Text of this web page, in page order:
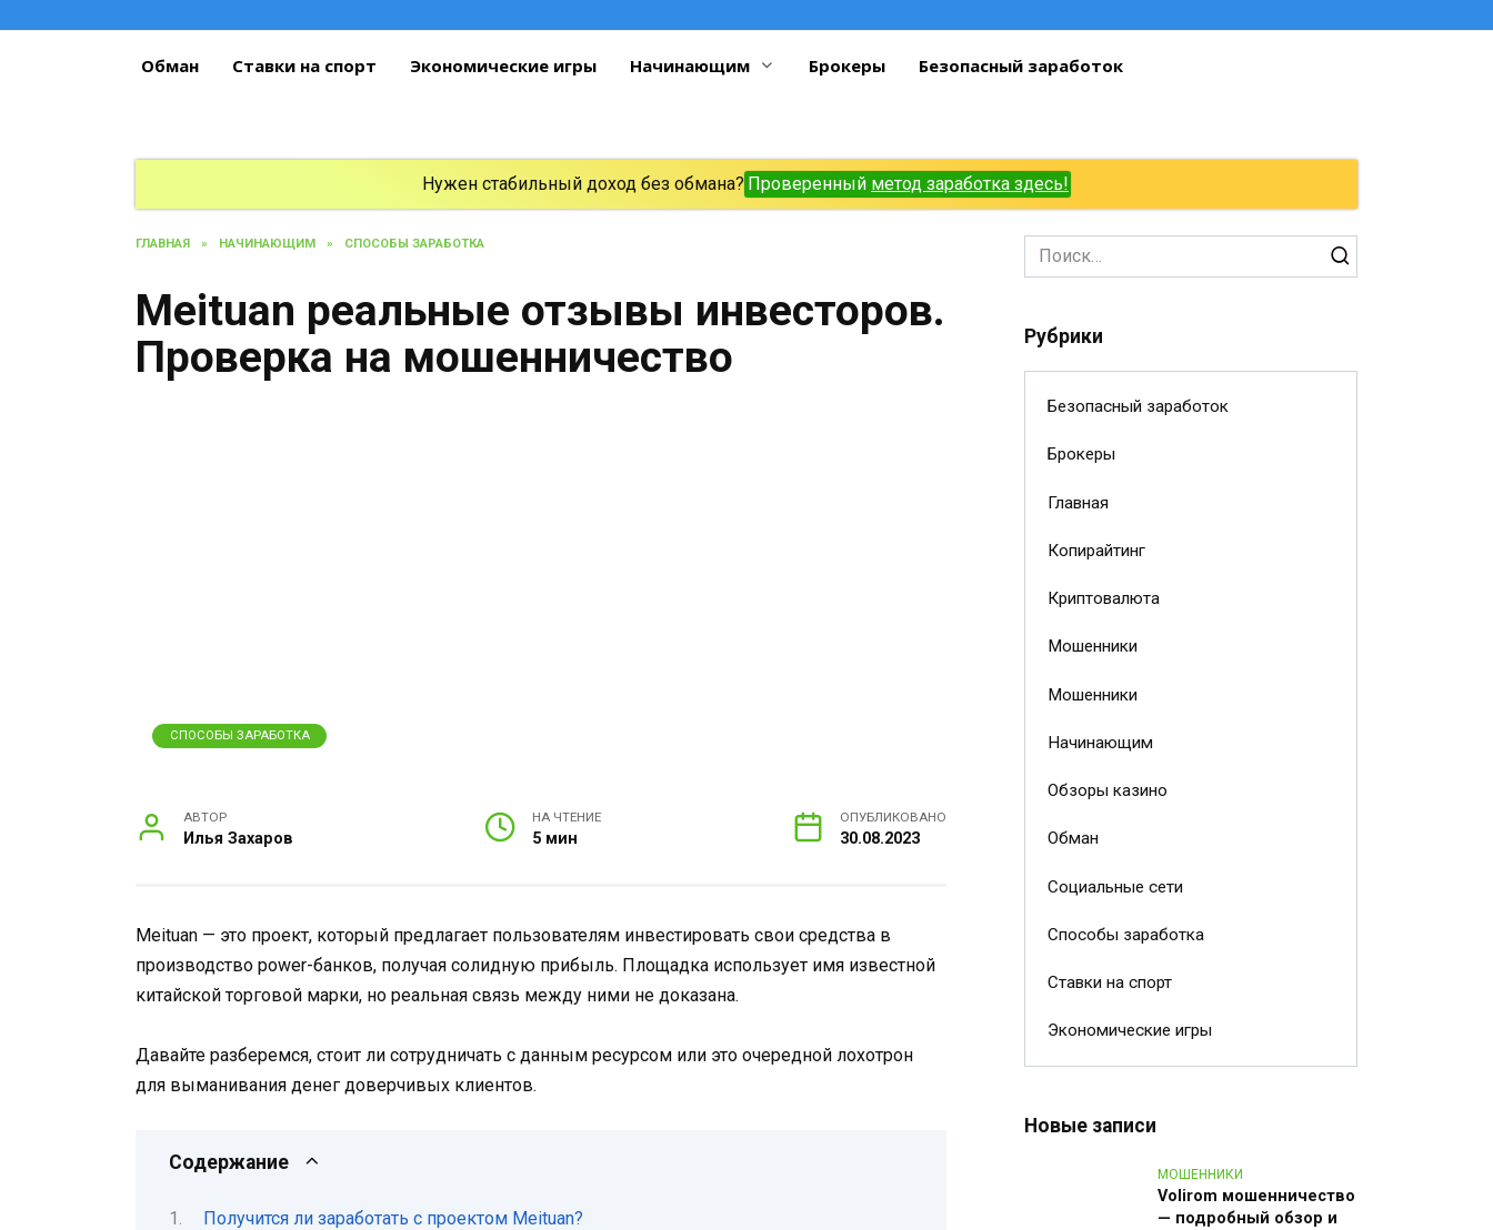
Обман Ставки на спорт Экономические игры Начинающим Брокеры Безопасный заработок
Нужен стабильный доход без обмана? Проверенный метод заработка здесь!
ГЛАВНАЯ » НАЧИНАЮЩИМ » СПОСОБЫ ЗАРАБОТКА
Meituan реальные отзывы инвесторов.
Проверка на мошенничество
СПОСОБЫ ЗАРАБОТКА
АВТОР
Илья Захаров
НА ЧТЕНИЕ
5 мин
ОПУБЛИКОВАНО
30.08.2023
Meituan — это проект, который предлагает пользователям инвестировать свои средства в
производство power-банков, получая солидную прибыль. Площадка использует имя известной
китайской торговой марки, но реальная связь между ними не доказана.
Давайте разберемся, стоит ли сотрудничать с данным ресурсом или это очередной лохотрон
для выманивания денег доверчивых клиентов.
Содержание
Получится ли заработать с проектом Meituan?
Search
for:
Рубрики
Безопасный заработок
Брокеры
Главная
Копирайтинг
Криптовалюта
Мошенники
Мошенники
Начинающим
Обзоры казино
Обман
Социальные сети
Способы заработка
Ставки на спорт
Экономические игры
Новые записи
МОШЕННИКИ
Volirom мошенничество
— подробный обзор и